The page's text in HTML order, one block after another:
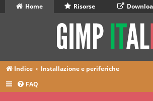
Home Risorse
Indice Installazione e periferiche
FAQ